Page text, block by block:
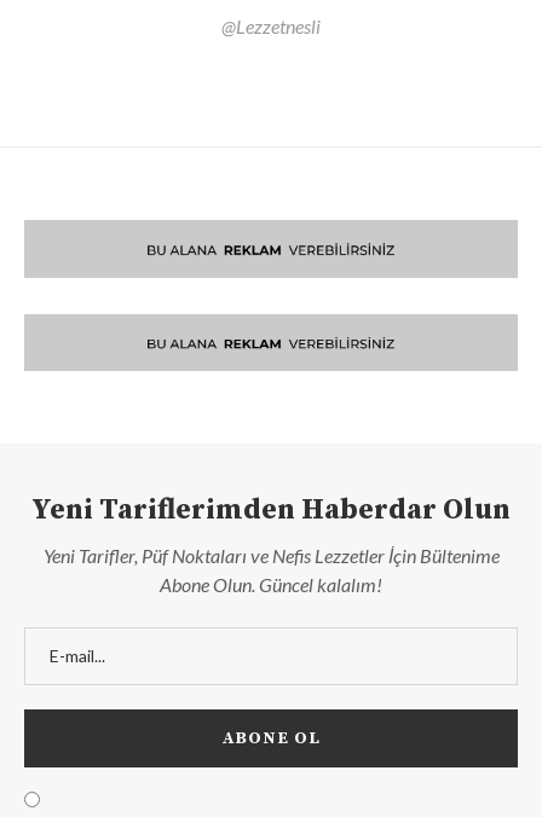
@Lezzetnesli
Yeni Tariflerimden Haberdar Olun
Yeni Tarifler, Püf Noktaları ve Nefis Lezzetler İçin Bültenime
Abone Olun. Güncel kalalım!